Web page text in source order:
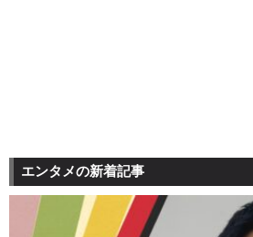
エンタメの新着記事